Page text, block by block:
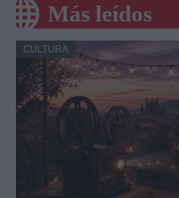
Más leídos
CULTURA